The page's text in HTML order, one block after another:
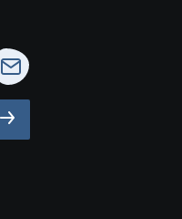
Newsletter